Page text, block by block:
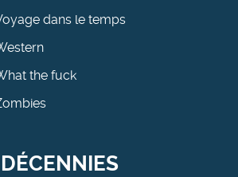
dans le temps
the fuck
DÉCENNIES